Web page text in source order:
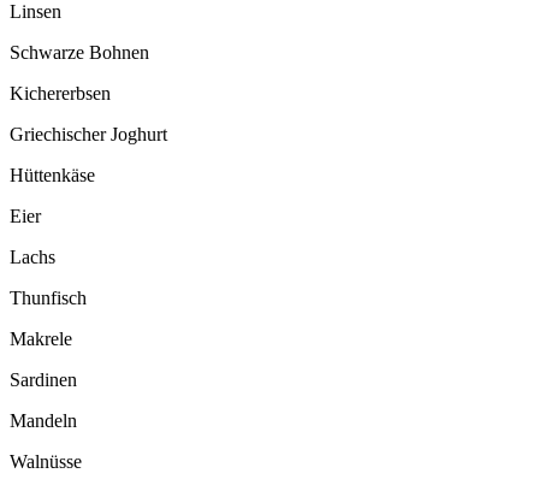
Linsen
Schwarze Bohnen
Kichererbsen
Griechischer Joghurt
Hüttenkäse
Eier
Lachs
Thunfisch
Makrele
Sardinen
Mandeln
Walnüsse